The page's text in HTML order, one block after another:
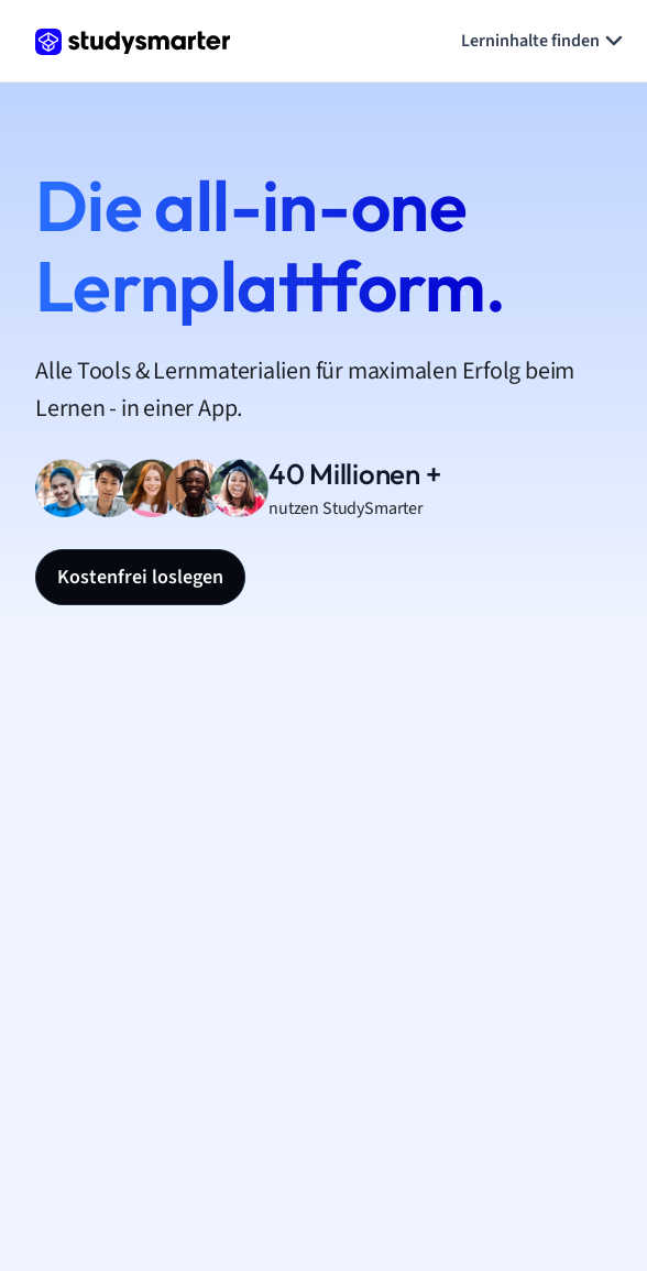
Lerninhalte finden
Die all-in-one
Lernplattform.
Alle Tools & Lernmaterialien für maximalen Erfolg beim
Lernen - in einer App.
40 Millionen +
nutzen StudySmarter
Kostenfrei loslegen